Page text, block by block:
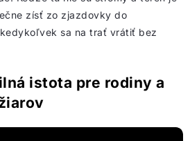
zísť zo zjazdovky do
sa na trať vrátiť bez
istota pre rodiny a